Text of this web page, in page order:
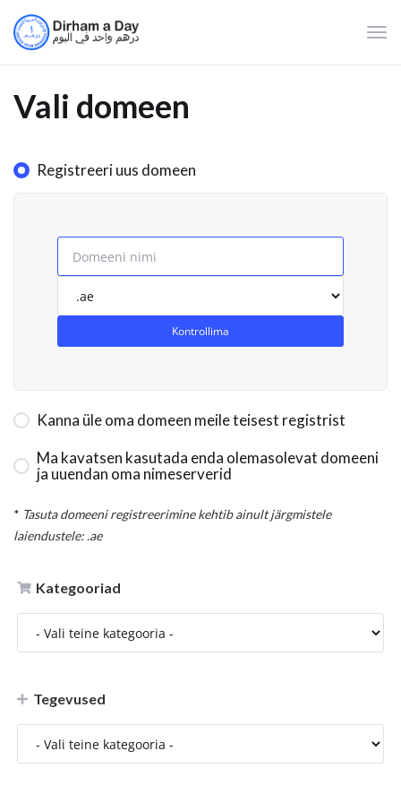
Vali domeen
Kategooriad
Tegevused
Registreeri uus domeen
Kontrollima
Kanna üle oma domeen meile teisest registrist
Ma kavatsen kasutada enda olemasolevat domeeni
ja uuendan oma nimeserverid
* Tasuta domeeni registreerimine kehtib ainult järgmistele
laiendustele: .ae